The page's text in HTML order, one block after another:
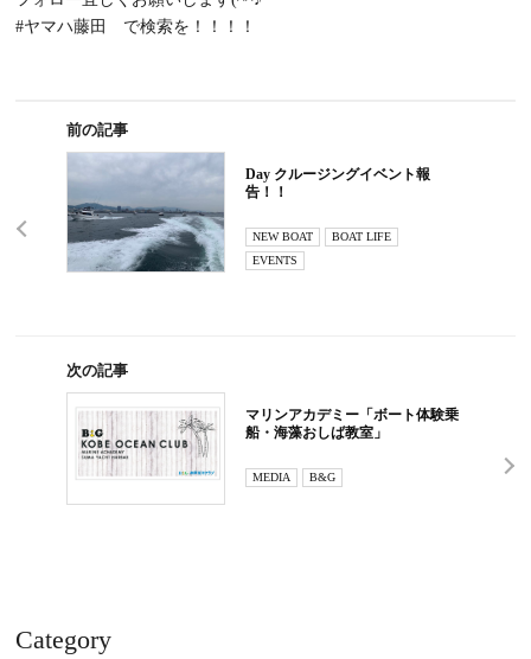
#ヤマハ藤田 で検索を！！！！
前の記事
Day クルージングイベント報
告！！
NEW BOAT
BOAT LIFE
EVENTS
次の記事
マリンアカデミー「ボート体験乗
船・海藻おしば教室」
MEDIA B&G
Category